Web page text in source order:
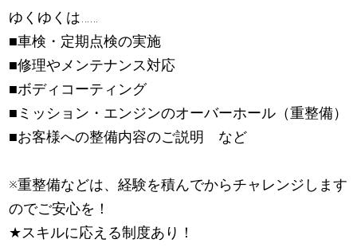
ゆくゆくは……
■車検・定期点検の実施
■修理やメンテナンス対応
■ボディコーティング
■ミッション・エンジンのオーバーホール（重整備）
■お客様への整備内容のご説明 など
※重整備などは、経験を積んでからチャレンジします
のでご安心を！
★スキルに応える制度あり！